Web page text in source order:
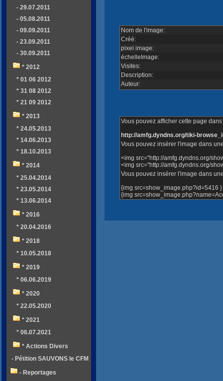
Nom de l'image:
Créé:
pixel image:
échelleImage:
Visites:
Description:
Auteur:
Vous pouvez afficher cette page
http://amfg.dyndns.org/tiki-
Vous pouvez insérer l'image dans
<img src="http://amfg.dyndns.org/
<img src="http://amfg.dyndns.org/
Vous pouvez insérer l'image dans
{img src=show_image.php?id=5416 }
{img
- 29.07.2011
- 05.08.2011
- 09.09.2011
- 23.09.2011
- 30.09.2011
* 2012
* 01 06 2012
* 31 08 2012
* 21 09 2012
* 2013
* 24.05.2013
* 14.06.2013
* 18.10.2013
* 2014
* 25.04.2014
* 23.05.2014
* 13.06.2014
* 2016
* 20.04.2016
* 2018
* 10.05.2018
* 2019
* 06.06.2019
* 2020
* 22.05.2020
* 2021
* 06.07.2021
* Actions Divers
- Pétition SAUVONS le CFM
- Reportages